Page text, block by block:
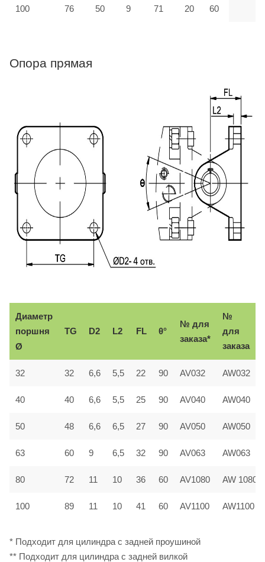
100 76 50 9 71 20 60
Опора прямая
Диаметр
поршня
Ø
TG D2 L2 FL θ°
№ для
заказа*
№
для
заказа
32 32 6,6 5,5 22 90 AV032 AW032
40 40 6,6 5,5 25 90 AV040 AW040
50 48 6,6 6,5 27 90 AV050 AW050
63 60 9 6,5 32 90 AV063 AW063
80 72 11 10 36 60 AV1080 AW 1080
100 89 11 10 41 60 AV1100 AW1100
* Подходит для цилиндра с задней проушиной
** Подходит для цилиндра с задней вилкой